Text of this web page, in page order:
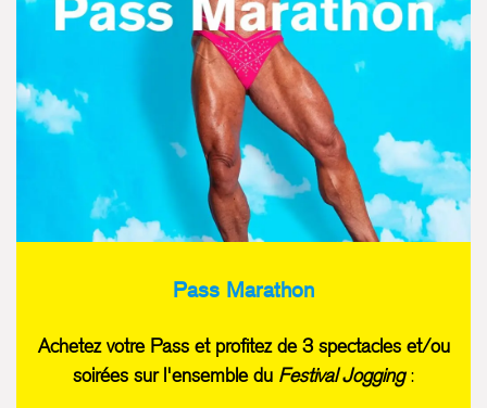
Pass Marathon
Achetez votre Pass et profitez de 3 spectacles et/ou
soirées sur l'ensemble du Festival Jogging: